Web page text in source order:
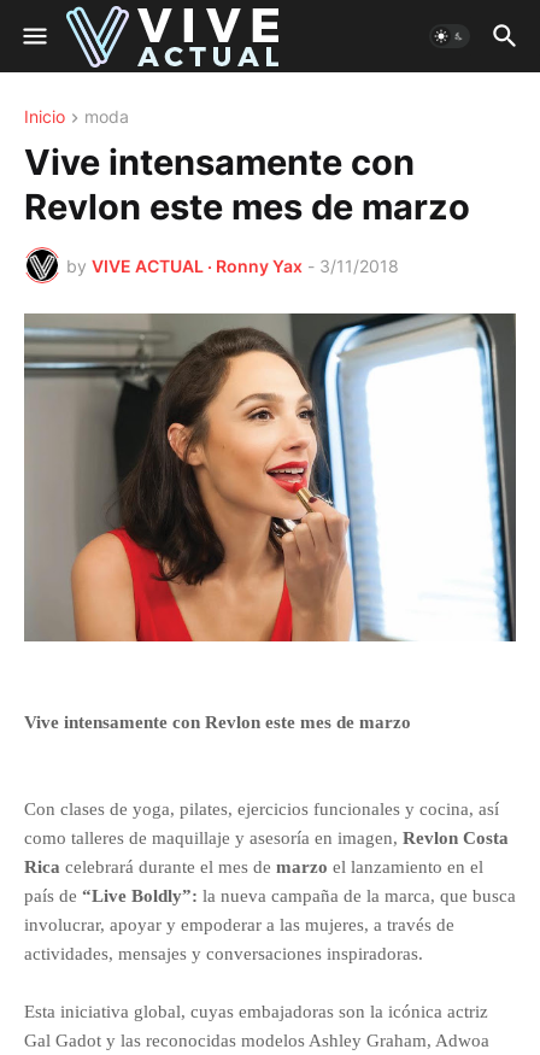
Inicio moda
Vive intensamente con
Revlon este mes de marzo
by VIVE ACTUAL · Ronny Yax - 3/11/2018
Vive intensamente con Revlon este mes de marzo
Con clases de yoga, pilates, ejercicios funcionales y cocina, así
como talleres de maquillaje y asesoría en imagen, Revlon Costa
Rica celebrará durante el mes de marzo el lanzamiento en el
país de “Live Boldly”: la nueva campaña de la marca, que busca
involucrar, apoyar y empoderar a las mujeres, a través de
actividades, mensajes y conversaciones inspiradoras.
Esta iniciativa global, cuyas embajadoras son la icónica actriz
Gal Gadot y las reconocidas modelos Ashley Graham, Adwoa